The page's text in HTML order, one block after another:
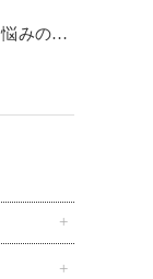
ダメージケアでお悩みの方はこちら！